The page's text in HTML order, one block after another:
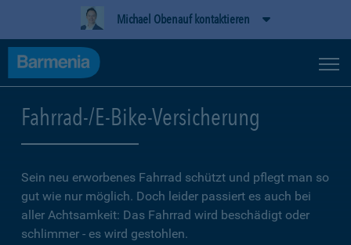
Michael Obenauf kontaktieren
Fahrrad-/E-Bike-Versicherung
Sein neu erworbenes Fahrrad schützt und pflegt man so
gut wie nur möglich. Doch leider passiert es auch bei
aller Achtsamkeit: Das Fahrrad wird beschädigt oder
schlimmer - es wird gestohlen.